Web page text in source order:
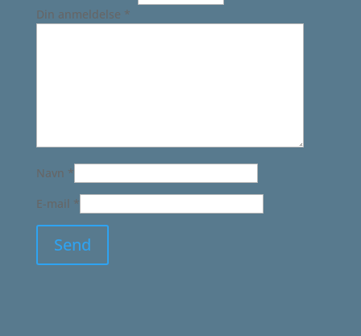
Din anmeldelse *
Navn *
E-mail *